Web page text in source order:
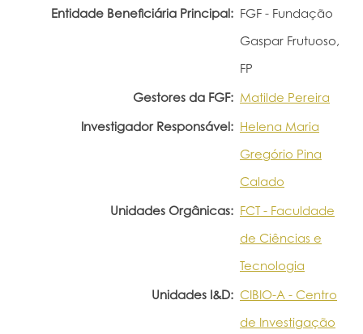
Entidade Beneficiária Principal: FGF - Fundação
Gaspar Frutuoso,
FP
Gestores da FGF: Matilde Pereira
Investigador Responsável: Helena Maria
Gregório Pina
Calado
Unidades Orgânicas: FCT - Faculdade
de Ciências e
Tecnologia
Unidades I&D: CIBIO-A - Centro
de Investigação